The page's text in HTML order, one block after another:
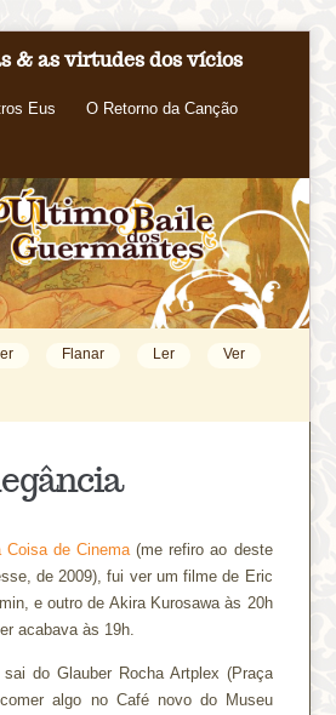
& as virtudes dos vícios
Eus O Retorno da Canção
Flanar Ler Ver
Coisa de Cinema (me refiro ao deste
de 2009), fui ver um filme de Eric
e outro de Akira Kurosawa às 20h
acabava às 19h.
do Glauber Rocha Artplex (Praça
algo no Café novo do Museu